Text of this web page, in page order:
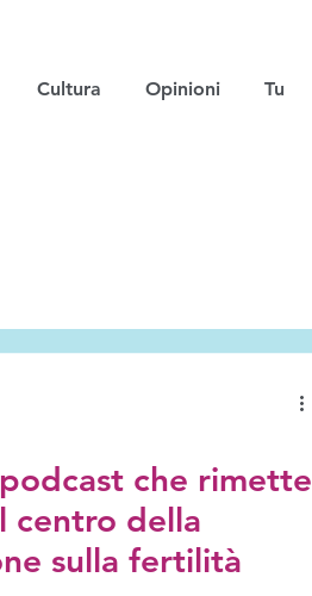
Cultura Opinioni Tu
che rimette
centro della
sulla fertilità